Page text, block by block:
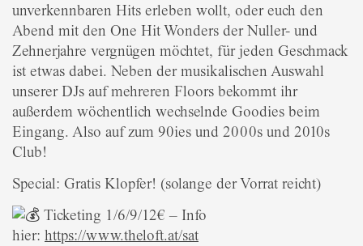
unverkennbaren Hits erleben wollt, oder euch den
Abend mit den One Hit Wonders der Nuller- und
Zehnerjahre vergnügen möchtet, für jeden Geschmack
ist etwas dabei. Neben der musikalischen Auswahl
unserer DJs auf mehreren Floors bekommt ihr
außerdem wöchentlich wechselnde Goodies beim
Eingang. Also auf zum 90ies und 2000s und 2010s
Club!
Special: Gratis Klopfer! (solange der Vorrat reicht)
Ticketing 1/6/9/12€ – Info
hier: https://www.theloft.at/sat